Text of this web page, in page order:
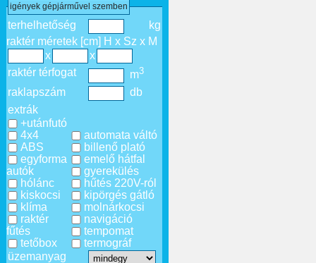
igények gépjárművel szemben
terhelhetőség
kg
raktér méretek [cm] H x Sz x M
x
x
raktér térfogat
m3
raklapszám
db
extrák
+utánfutó
4x4
ABS
egyforma
autók
hólánc
kiskocsi
klíma
raktér
fűtés
tetőbox
automata váltó
billenő plató
emelő hátfal
gyerekülés
hűtés 220V-ról
kipörgés gátló
molnárkocsi
navigáció
tempomat
termográf
üzemanyag